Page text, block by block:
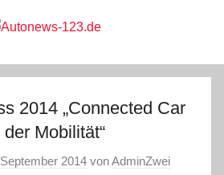
2014 „Connected Car
Mobilität“
2014 vonAdminZwei